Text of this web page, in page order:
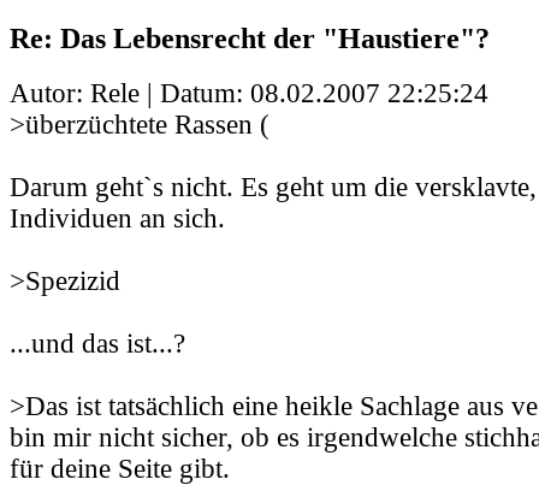
Re: Das Lebensrecht der "Haustiere"?
Autor: Rele | Datum: 08.02.2007 22:25:24
>überzüchtete Rassen (
Darum geht`s nicht. Es geht um die
Individuen an sich.
>Spezizid
...und das ist...?
>Das ist tatsächlich eine heikle Sachlage aus
bin mir nicht sicher, ob es irgendwelche
für deine Seite gibt.